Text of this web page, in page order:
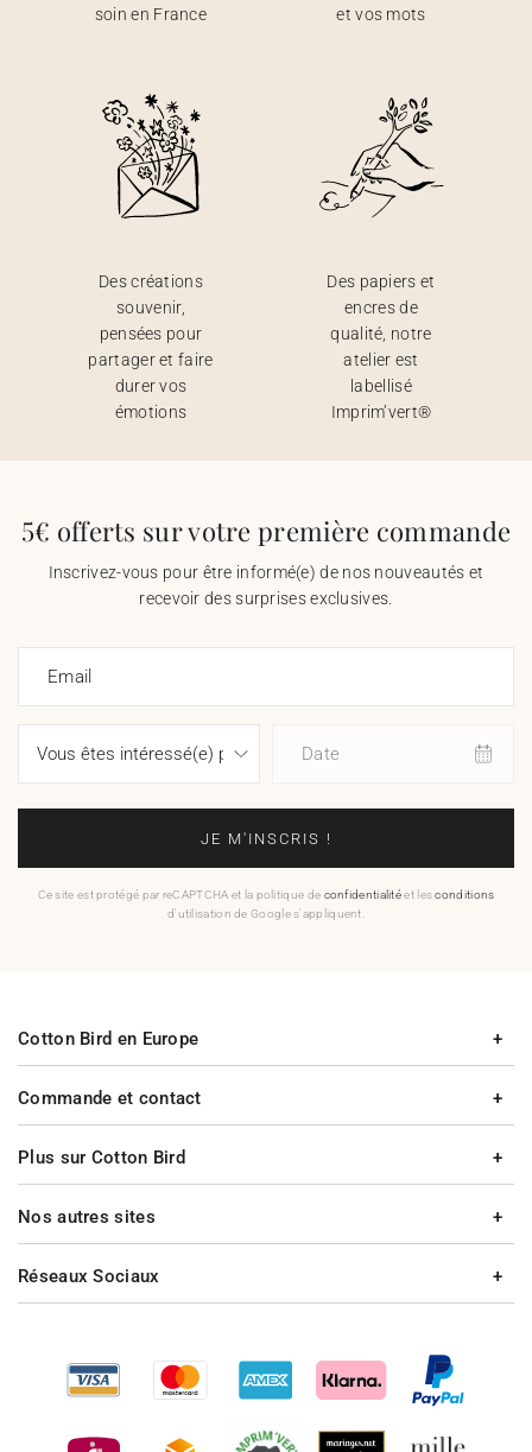
soin en France
et vos mots
Des créations
souvenir,
pensées pour
partager et faire
durer vos
émotions
Des papiers et
encres de
qualité, notre
atelier est
labellisé
Imprim’vert®
5€ offerts sur votre première commande
Inscrivez-vous pour être informé(e) de nos nouveautés et
recevoir des surprises exclusives.
Email
Date
JE M'INSCRIS !
Ce site est protégé par reCAPTCHA et la politique de confidentialitéet lesconditions
d'utilisation de Google s'appliquent.
Commande et contact
Plus sur Cotton Bird
Cotton Bird en Europe
Nos autres sites
Réseaux Sociaux